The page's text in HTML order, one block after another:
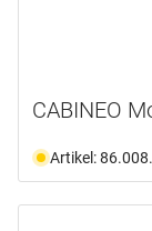
CABINEO
Artikel: